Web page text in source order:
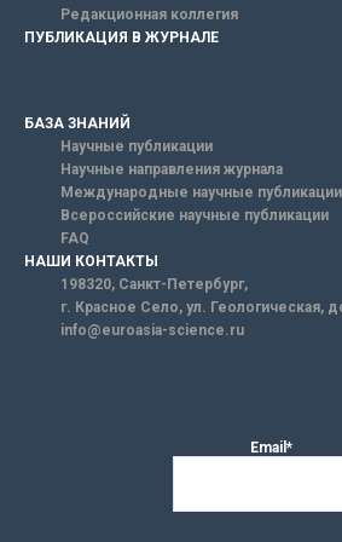
Редакционная коллегия
ПУБЛИКАЦИЯ В ЖУРНАЛЕ
БАЗА ЗНАНИЙ
Научные публикации
Научные направления журнала
Международные научные публикации
Всероссийские научные публикации
FAQ
НАШИ КОНТАКТЫ
198320, Санкт-Петербург,
г. Красное Село, ул. Геологическая,
info@euroasia-science.ru
Email*